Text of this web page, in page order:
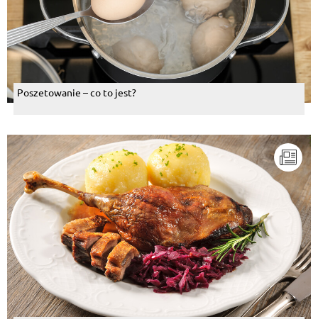
Poszetowanie – co to jest?